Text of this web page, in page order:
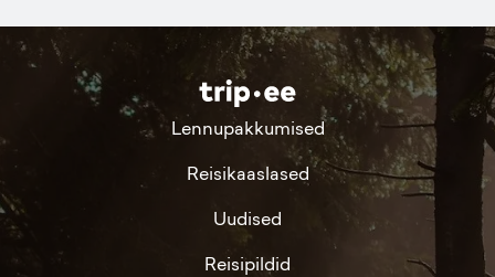
Lennupakkumised
Reisikaaslased
Uudised
Reisipildid